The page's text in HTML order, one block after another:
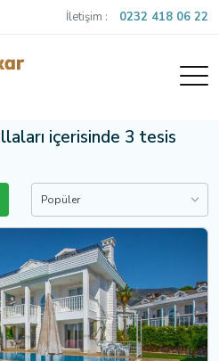
İletişim : 0232 418 06 22
içerisinde 3 tesis
Popüler